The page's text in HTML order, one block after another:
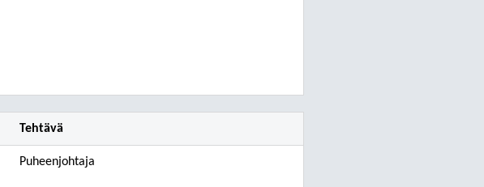
Tehtävä
Puheenjohtaja